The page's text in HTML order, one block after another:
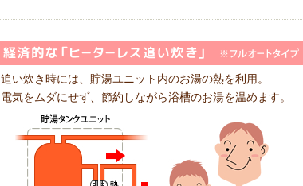
追い炊き時には、貯湯ユニット内のお湯の熱を利用。
電気をムダにせず、節約しながら浴槽のお湯を温めます。